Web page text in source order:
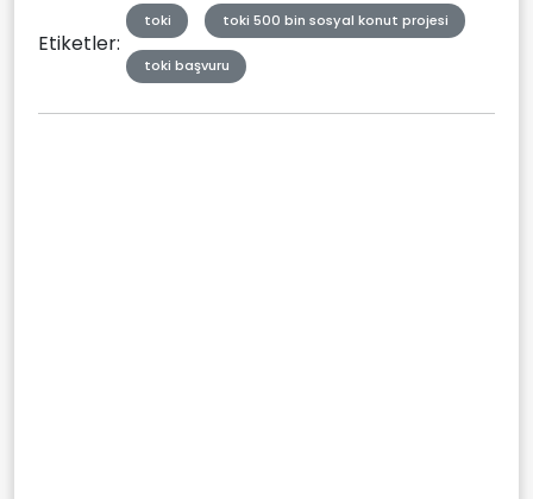
Etiketler:
toki toki 500 bin sosyal konut projesi
toki başvuru